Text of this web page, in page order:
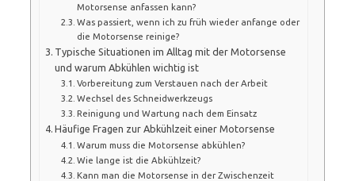
Motorsense anfassen kann?
Was passiert, wenn ich zu früh wieder anfange oder
die Motorsense reinige?
Typische Situationen im Alltag mit der Motorsense
und warum Abkühlen wichtig ist
Vorbereitung zum Verstauen nach der Arbeit
Wechsel des Schneidwerkzeugs
Reinigung und Wartung nach dem Einsatz
Häufige Fragen zur Abkühlzeit einer Motorsense
Warum muss die Motorsense abkühlen?
Wie lange ist die Abkühlzeit?
Kann man die Motorsense in der Zwischenzeit